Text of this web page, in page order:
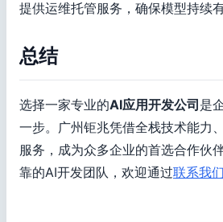
提供运维托管服务，确保模型持续有
总结
选择一家专业的AI应用开发公司 是
一步。广州钜兆凭借全栈技术能力
服务，成为众多企业的首选合作伙
靠的AI开发团队，欢迎通过联系我们